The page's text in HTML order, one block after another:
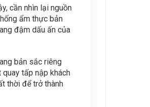
cần nhìn lại nguồn
ẩm thực bản
đậm dấu ấn của
bản sắc riêng
quay tấp nập khách
thời để trở thành